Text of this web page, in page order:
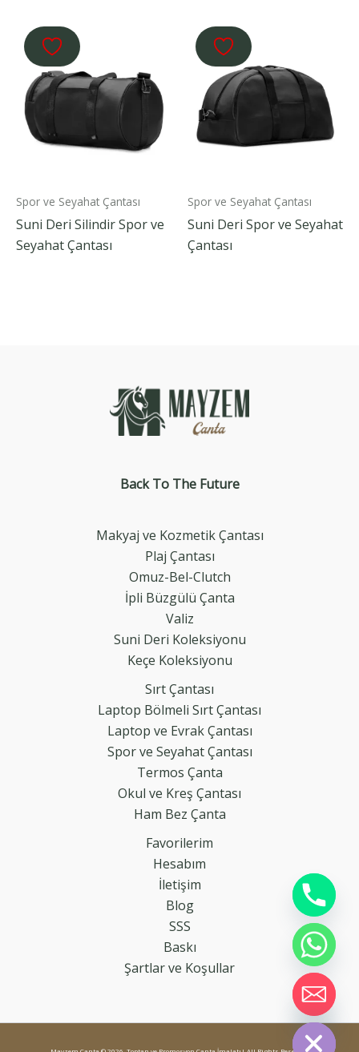
Spor ve Seyahat Çantası
Suni Deri Silindir Spor ve
Seyahat Çantası
Spor ve Seyahat Çantası
Suni Deri Spor ve Seyahat
Çantası
Back To The Future
Makyaj ve Kozmetik Çantası
Plaj Çantası
Omuz-Bel-Clutch
İpli Büzgülü Çanta
Valiz
Suni Deri Koleksiyonu
Keçe Koleksiyonu
Sırt Çantası
Laptop Bölmeli Sırt Çantası
Laptop ve Evrak Çantası
Spor ve Seyahat Çantası
Termos Çanta
Okul ve Kreş Çantası
Ham Bez Çanta
Favorilerim
Hesabım
İletişim
Blog
SSS
Baskı
Şartlar ve Koşullar
Hide
chaty